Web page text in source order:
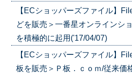
【ECショッパーズファイル】
どを販売＞一番星オンラインシ
を積極的に起用('17/04/07)
【ECショッパーズファイル】
板を販売＞Ｐ板．ｃｏｍ/従来価